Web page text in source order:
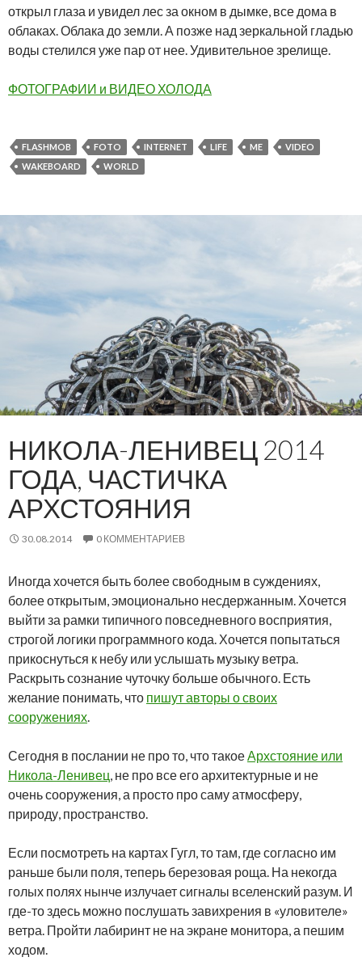
открыл глаза и увидел лес за окном в дымке, все дома в
облаках. Облака до земли. А позже над зеркальной гладью
воды стелился уже пар от нее. Удивительное зрелище.
ФОТОГРАФИИ и ВИДЕО ХОЛОДА
FLASHMOB FOTO INTERNET LIFE ME
VIDEO
WAKEBOARD
WORLD
НИКОЛА-ЛЕНИВЕЦ 2014
ГОДА, ЧАСТИЧКА
АРХСТОЯНИЯ
30.08.2014 0 КОММЕНТАРИЕВ
Иногда хочется быть более свободным в суждениях,
более открытым, эмоционально несдержанным. Хочется
выйти за рамки типичного повседневного восприятия,
строгой логики программного кода. Хочется попытаться
прикоснуться к небу или услышать музыку ветра.
Раскрыть сознание чуточку больше обычного. Есть
желание понимать, что пишут авторы о своих
сооружениях.
Сегодня в послании не про то, что такоеАрхстояние или
Никола-Ленивец, не про все его архитектурные и не
очень сооружения, а просто про саму атмосферу,
природу, пространство.
Если посмотреть на картах Гугл, то там, где согласно им
раньше были поля, теперь березовая роща. На некогда
голых полях нынче излучает сигналы вселенский разум. И
где-то здесь можно послушать завихрения в «уловителе»
ветра. Пройти лабиринт не на экране монитора, а пешим
ходом.